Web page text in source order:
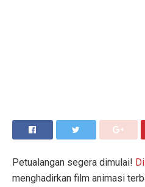
Petualangan segera dimulai!
menghadirkan film animasi